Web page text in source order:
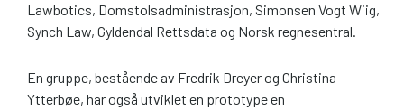
Lawbotics, Domstolsadministrasjon, Simonsen Vogt Wiig,
Synch Law, Gyldendal Rettsdata og Norsk regnesentral.
En gruppe, bestående av Fredrik Dreyer og Christina
Ytterbøe, har også utviklet en prototype en